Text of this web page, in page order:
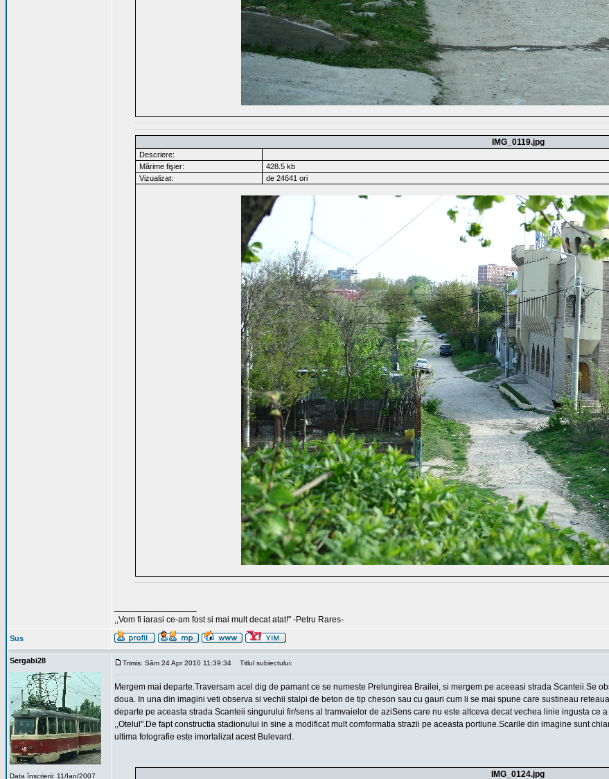
IMG_0119.jpg
Descriere:
Mărime fişier:
428.5 kb
Vizualizat:
de 24641 ori
,,Vom fi iarasi ce-am fost si mai mult decat atat!" -Petru Rares-
Sus
Sergabi28
Data înscrierii: 11/Ian/2007
Trimis: Sâm 24 Apr 2010 11:39:34 Titlul subiectului:
Mergem mai departe.Traversam acel dig de pamant ce se numeste Prelungirea Brailei, si mergem pe aceeasi strada Scanteii.Se
doua. In una din imagini veti observa si vechii stalpi de beton de tip cheson sau cu gauri cum li se mai spune care sustineau
departe pe aceasta strada Scanteii singurului fir/sens al tramvaielor de aziSens care nu este altceva decat vechea linie ingusta ce
,,Otelul".De fapt constructia stadionului in sine a modificat mult comformatia strazii pe aceasta portiune.Scarile din imagine sunt
ultima fotografie este imortalizat acest Bulevard.
IMG_0124.jpg